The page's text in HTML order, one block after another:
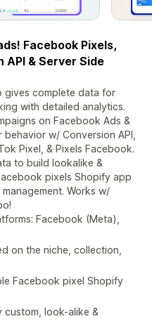
Facebook Pixels,
API & Server Side
gives complete data for
with detailed analytics.
on Facebook Ads &
w/ Conversion API,
Pixel, & Pixels Facebook.
to build lookalike &
pixels Shopify app
Works w/
Facebook (Meta),
on the niche, collection,
Facebook pixel Shopify
custom, look-alike &